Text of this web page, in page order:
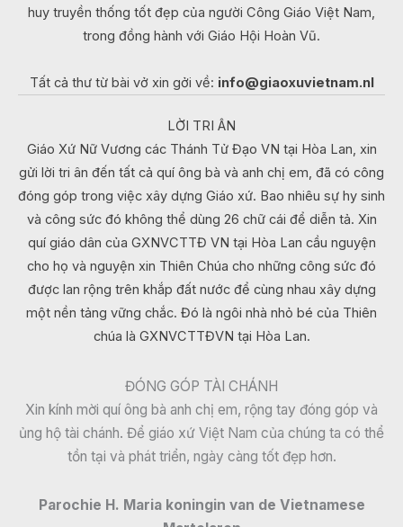
huy truyền thống tốt đẹp của người Công Giáo Việt Nam,
trong đồng hành với Giáo Hội Hoàn Vũ.
Tất cả thư từ bài vở xin gởi về: info@giaoxuvietnam.nl
LỜI TRI ÂN
Giáo Xứ Nữ Vương các Thánh Tử Đạo VN tại Hòa Lan, xin
gửi lời tri ân đến tất cả quí ông bà và anh chị em, đã có công
đóng góp trong việc xây dựng Giáo xứ. Bao nhiêu sự hy sinh
và công sức đó không thể dùng 26 chữ cái để diễn tả. Xin
quí giáo dân của GXNVCTTĐ VN tại Hòa Lan cầu nguyện
cho họ và nguyện xin Thiên Chúa cho những công sức đó
được lan rộng trên khắp đất nước để cùng nhau xây dựng
một nền tảng vững chắc. Đó là ngôi nhà nhỏ bé của Thiên
chúa là GXNVCTTĐVN tại Hòa Lan.
ĐÓNG GÓP TÀI CHÁNH
Xin kính mời quí ông bà anh chị em, rộng tay đóng góp và
ủng hộ tài chánh. Để giáo xứ Việt Nam của chúng ta có thể
tồn tại và phát triển, ngày càng tốt đẹp hơn.
Parochie H. Maria koningin van de Vietnamese